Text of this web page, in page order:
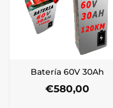
Batería 60V 30Ah
€580,00